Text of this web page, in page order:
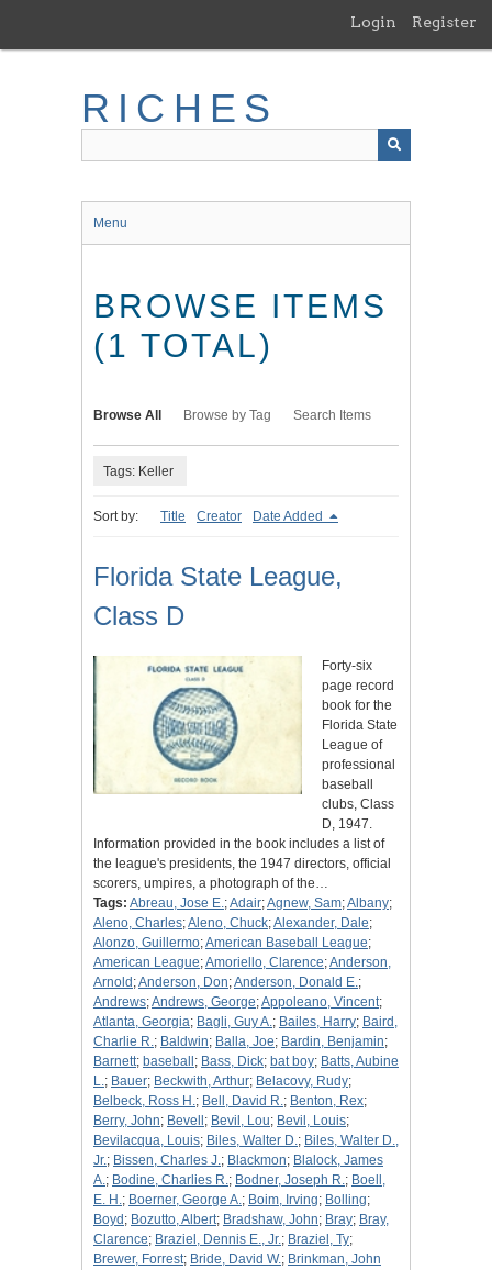
main
Login Register
RICHES
Menu
BROWSE ITEMS
(1 TOTAL)
Browse All Browse by Tag Search Items
Tags: Keller
Sort by: Title Creator Date Added
Florida State League,
Class D
Forty-six
page record
book for the
Florida State
League of
professional
baseball
clubs, Class
D, 1947.
Information provided in the book includes a list of
the league's presidents, the 1947 directors, official
scorers, umpires, a photograph of the…
Tags: Abreau, Jose E.;Adair;Agnew, Sam;Albany;
Aleno, Charles;Aleno, Chuck;Alexander, Dale;
Alonzo, Guillermo;American Baseball League;
American League;Amoriello, Clarence;Anderson,
Arnold ;Anderson, Don;Anderson, Donald E.;
Andrews;Andrews, George;Appoleano, Vincent;
Atlanta, Georgia; Bagli, Guy A.; Bailes, Harry; Baird,
Charlie R.; Baldwin; Balla, Joe; Bardin, Benjamin;
Barnett; baseball ; Bass, Dick; bat boy; Batts, Aubine
L.; Bauer; Beckwith, Arthur; Belacovy, Rudy;
Belbeck, Ross H.; Bell, David R.; Benton, Rex;
Berry, John; Bevell ; Bevil, Lou; Bevil, Louis;
Bevilacqua, Louis; Biles, Walter D.; Biles, Walter D.,
Jr.; Bissen, Charles J.; Blackmon; Blalock, James
A.; Bodine, Charlies R.; Bodner, Joseph R.; Boell,
E. H.; Boerner, George A.; Boim, Irving; Bolling;
Boyd ; Bozutto, Albert; Bradshaw, John; Bray; Bray,
Clarence; Braziel, Dennis E., Jr.; Braziel, Ty;
Brewer, Forrest; Bride, David W.; Brinkman, John